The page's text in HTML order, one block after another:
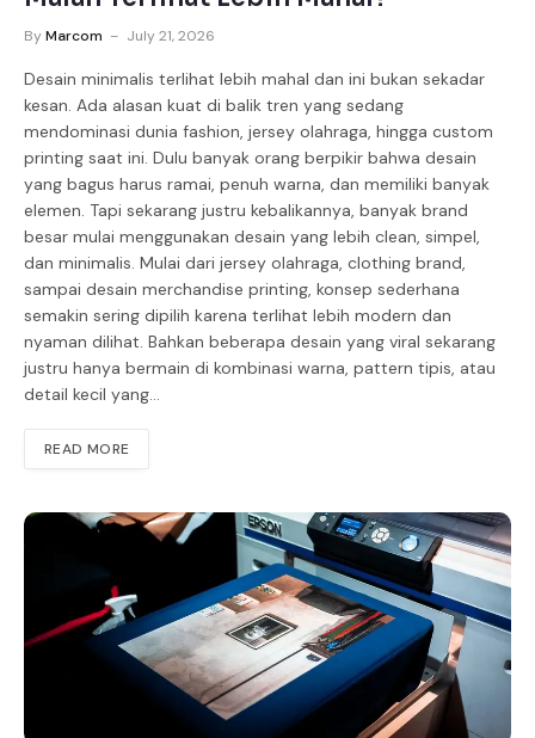
ByMarcom July 21, 2026
Desain minimalis terlihat lebih mahal dan ini bukan sekadar
kesan. Ada alasan kuat di balik tren yang sedang
mendominasi dunia fashion, jersey olahraga, hingga custom
printing saat ini. Dulu banyak orang berpikir bahwa desain
yang bagus harus ramai, penuh warna, dan memiliki banyak
elemen. Tapi sekarang justru kebalikannya, banyak brand
besar mulai menggunakan desain yang lebih clean, simpel,
dan minimalis. Mulai dari jersey olahraga, clothing brand,
sampai desain merchandise printing, konsep sederhana
semakin sering dipilih karena terlihat lebih modern dan
nyaman dilihat. Bahkan beberapa desain yang viral sekarang
justru hanya bermain di kombinasi warna, pattern tipis, atau
detail kecil yang…
READ MORE